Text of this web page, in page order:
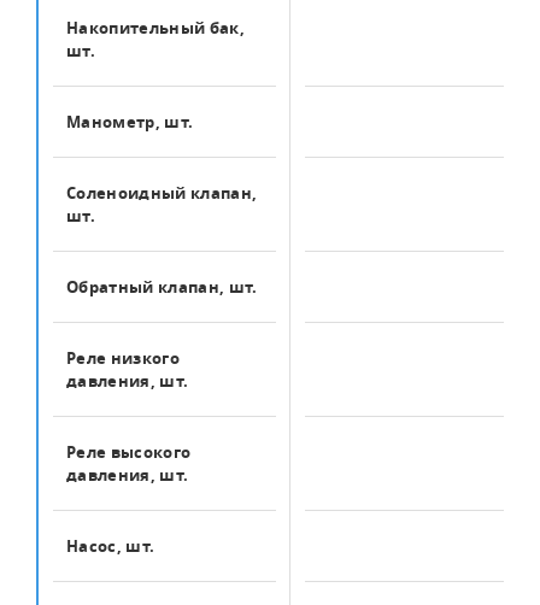
Накопительный бак,
шт.
Манометр, шт.
Соленоидный клапан,
шт.
Обратный клапан, шт.
Реле низкого
давления, шт.
Реле высокого
давления, шт.
Насос, шт.